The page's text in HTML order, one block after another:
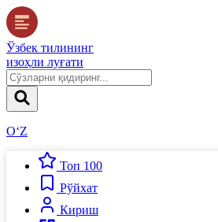
Ўзбек тилининг
изоҳли луғати
O‘Z
Топ 100
Рўйхат
Кириш